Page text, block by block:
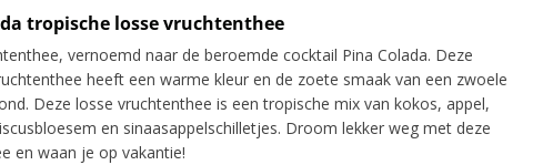
tropische losse vruchtenthee
vernoemd naar de beroemde cocktail Pina Colada. Deze
heeft een warme kleur en de zoete smaak van een zwoele
Deze losse vruchtenthee is een tropische mix van kokos, appel,
en sinaasappelschilletjes. Droom lekker weg met deze
en waan je op vakantie!